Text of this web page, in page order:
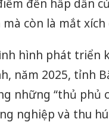
đến hấp dẫn
còn là mắt
hình phát triển
năm 2025, tỉnh
những “thủ phủ
nghiệp và thu